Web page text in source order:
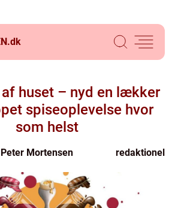
dk
af huset – nyd en lækker
spiseoplevelse hvor
som helst
Peter Mortensen redaktionel